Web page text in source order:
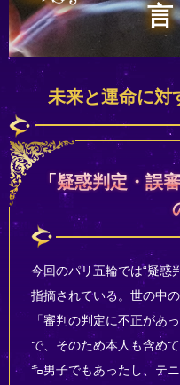
言
未来と運命に対
「疑惑判定・誤
今回のパリ五輪では“疑惑
指摘されている。世の中
「審判の判定に不正があ
で、そのため本人も含め
㌔男子でもあったし、テ